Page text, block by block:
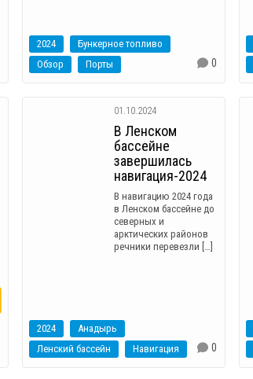
2024
Бункерное топливо
Обзор
Порты 0
01.10.2024
В Ленском
бассейне
завершилась
навигация-2024
В навигацию 2024 года
в Ленском бассейне до
северных и
арктических районов
речники перевезли […]
2024
Анадырь
Ленский бассейн
Навигация 0